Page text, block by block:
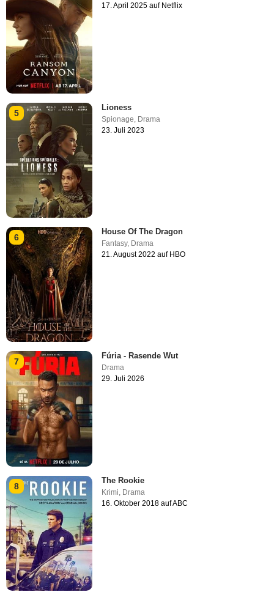
17. April 2025 auf Netflix
5
Lioness
Spionage Drama
23. Juli 2023
6
House Of The Dragon
Fantasy, Drama
21. August 2022 auf HBO
7
Fúria - Rasende Wut
Drama
29. Juli 2026
8
The Rookie
Krimi Drama
16. Oktober 2018 auf ABC